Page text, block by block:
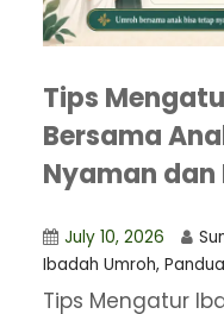
Tips
Bersama
Nyaman dan
July 10, 2026
Ibadah Umroh,
Tips Mengatur